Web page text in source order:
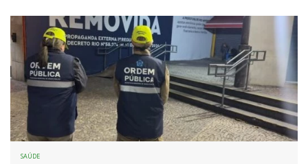
SAÚDE